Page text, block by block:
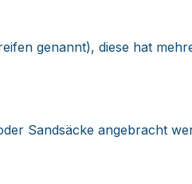
genannt), diese hat
Sandsäcke angebracht